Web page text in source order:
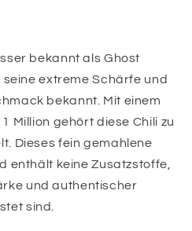
bekannt als Ghost
extreme Schärfe und
bekannt. Mit einem
Million gehört diese Chili zu
Dieses fein gemahlene
enthält keine Zusatzstoffe,
und authentischer
sind.